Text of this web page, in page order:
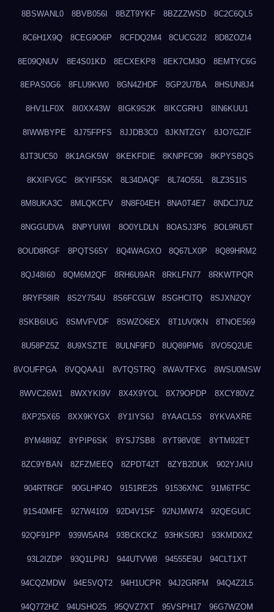
8BSWANL0 8BVB056I 8BZT9YKF 8BZZZWSD 8C2C6QL5
8C6H1X9Q 8CEG9O6P 8CFDQ2M4 8CUCG2I2 8D8ZOZI4
8E09QNUV 8E4S01KD 8ECXEKP8 8EK7CM3O 8EMTYC6G
8EPAS0G6 8FLU9KW0 8GN4ZHDF 8GP2U7BA 8HSUN8J4
8HV1LF0X 8I0XX43W 8IGK9S2K 8IKCGRHJ 8IN6KUU1
8IWWBYPE 8J75FPFS 8JJDB3C0 8JKNTZGY 8JO7GZIF
8JT3UC50 8K1AGK5W 8KEKFDIE 8KNPFC99 8KPYSBQS
8KXIFVGC 8KYIF5SK 8L34DAQF 8L74O55L 8LZ3S1IS
8M8UKA3C 8MLQKCFV 8N8F04EH 8NA0T4E7 8NDCJ7UZ
8NGGUDVA 8NPYUIWI 8O0YLDLN 8OASJ3P6 8OL9RU5T
8OUD8RGF 8PQTS65Y 8Q4WAGXO 8Q67LX0P 8Q89HRM2
8QJ48I60 8QM6M2QF 8RH6U9AR 8RKLFN77 8RKWTPQR
8RYF58IR 8S2Y754U 8S6FCGLW 8SGHCITQ 8SJXN2QY
8SKB6IUG 8SMVFVDF 8SWZO6EX 8T1UV0KN 8TNOE569
8U58PZ5Z 8U9XSZTE 8ULNF9FD 8UQ89PM6 8VO5Q2UE
8VOUFPGA 8VQQAA1I 8VTQSTRQ 8WAVTFXG 8WSU0MSW
8WVC26W1 8WXYKI9V 8X4X9YOL 8X79OPDP 8XCY80VZ
8XP25X65 8XX9KYGX 8Y1IYS6J 8YAACL5S 8YKVAXRE
8YM48I9Z 8YPIP6SK 8YSJ7SB8 8YT98V0E 8YTM92ET
8ZC9YBAN 8ZFZMEEQ 8ZPDT42T 8ZYB2DUK 902YJAIU
904RTRGF 90GLHP4O 9151RE2S 91536XNC 91M6TF5C
91S40MFE 927W4109 92D4V1SF 92NJMW74 92QEGUIC
92QF91PP 939W5AR4 93BCKCKZ 93HKS0RJ 93KMD0XZ
93L2IZDP 93Q1LPRJ 944UTVW8 94555E9U 94CLT1XT
94CQZMDW 94E5VQT2 94H1UCPR 94J2GRFM 94Q4Z2L5
94Q772HZ 94USHO25 95QVZ7XT 95VSPH17 96G7WZOM